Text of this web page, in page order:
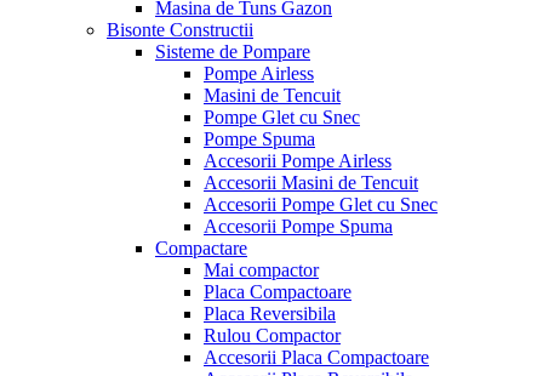
Masina de Tuns Gazon
Bisonte Constructii
Sisteme de Pompare
Pompe Airless
Masini de Tencuit
Pompe Glet cu Snec
Pompe Spuma
Accesorii Pompe Airless
Accesorii Masini de Tencuit
Accesorii Pompe Glet cu Snec
Accesorii Pompe Spuma
Compactare
Mai compactor
Placa Compactoare
Placa Reversibila
Rulou Compactor
Accesorii Placa Compactoare